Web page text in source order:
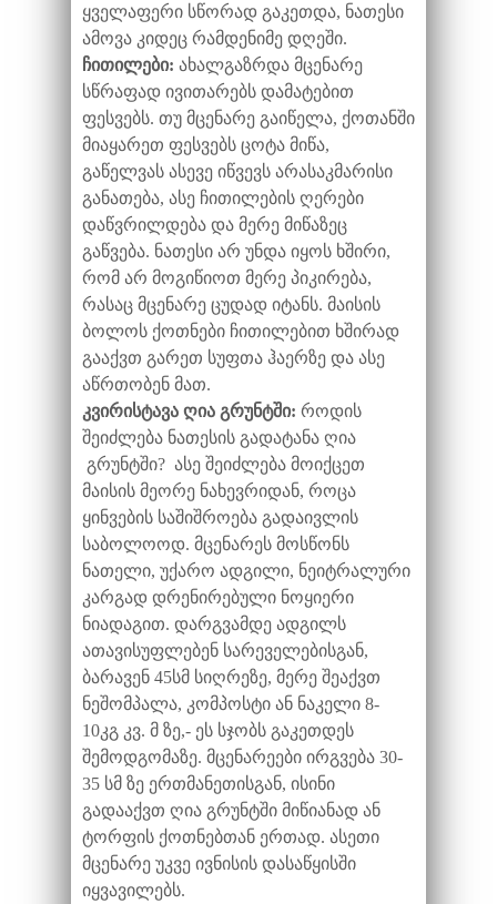
ყველაფერი სწორად გაკეთდა, ნათესი
ამოვა კიდეც რამდენიმე დღეში.
ჩითილები: ახალგაზრდა მცენარე
სწრაფად ივითარებს დამატებით
ფესვებს. თუ მცენარე გაიწელა, ქოთანში
მიაყარეთ ფესვებს ცოტა მიწა,
გაწელვას ასევე იწვევს არასაკმარისი
განათება, ასე ჩითილების ღერები
დაწვრილდება და მერე მიწაზეც
გაწვება. ნათესი არ უნდა იყოს ხშირი,
რომ არ მოგიწიოთ მერე პიკირება,
რასაც მცენარე ცუდად იტანს. მაისის
ბოლოს ქოთნები ჩითილებით ხშირად
გააქვთ გარეთ სუფთა ჰაერზე და ასე
აწრთობენ მათ.
კვირისტავა ღია გრუნტში: როდის
შეიძლება ნათესის გადატანა ღია
გრუნტში? ასე შეიძლება მოიქცეთ
მაისის მეორე ნახევრიდან, როცა
ყინვების საშიშროება გადაივლის
საბოლოოდ. მცენარეს მოსწონს
ნათელი, უქარო ადგილი, ნეიტრალური
კარგად დრენირებული ნოყიერი
ნიადაგით. დარგვამდე ადგილს
ათავისუფლებენ სარეველებისგან,
ბარავენ 45სმ სიღრეზე, მერე შეაქვთ
ნეშომპალა, კომპოსტი ან ნაკელი 8-
10კგ კვ. მ ზე,- ეს სჯობს გაკეთდეს
შემოდგომაზე. მცენარეები ირგვება 30-
35 სმ ზე ერთმანეთისგან, ისინი
გადააქვთ ღია გრუნტში მიწიანად ან
ტორფის ქოთნებთან ერთად. ასეთი
მცენარე უკვე ივნისის დასაწყისში
იყვავილებს.